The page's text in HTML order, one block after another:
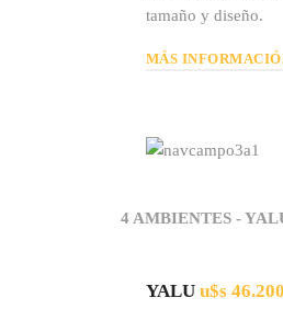
tamaño y diseño.
MÁS
4 AMBIENTES -
YALU u$s 46.200